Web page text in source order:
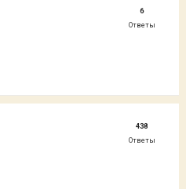
6
Ответы
438
Ответы